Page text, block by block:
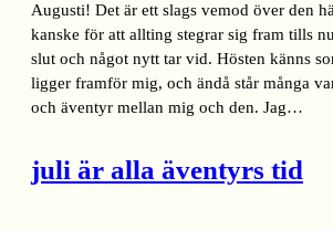
Augusti! Det är ett slags vemod över den
kanske för att allting stegrar sig fram tills
slut och något nytt tar vid. Hösten känns
ligger framför mig, och ändå står många
och äventyr mellan mig och den. Jag…
juli är alla äventyrs tid